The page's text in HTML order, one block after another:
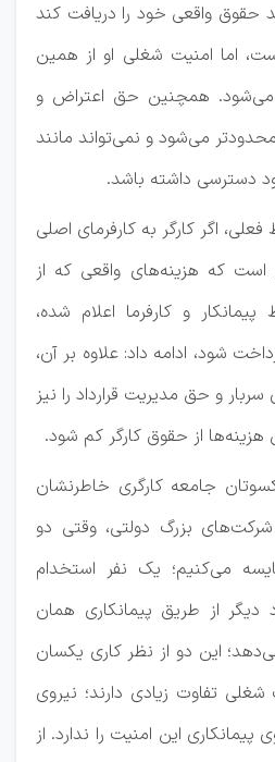
حقوق واقعی خود را دریافت کند
اما امنیت شغلی او از همین
می‌شود. همچنین حق اعتراض و
می‌شود و نمی‌تواند مانند
دسترسی داشته باشد.
اگر کارگر به کارفرمای اصلی
که هزینه‌های واقعی که از
و کارفرما اعلام شده،
شود، ادامه داد: علاوه بر آن،
سربار و حق مدیریت قرارداد را نیز
هزینه‌ها از حقوق کارگر کم شود.
جامعه کارگری خاطرنشان
بزرگ دولتی، وقتی دو
می‌کنیم؛ یک نفر استخدام
از طریق پیمانکاری همان
این دو از نظر کاری یکسان
تفاوت زیادی دارند؛ نیروی
پیمانکاری این امنیت را ندارد. از